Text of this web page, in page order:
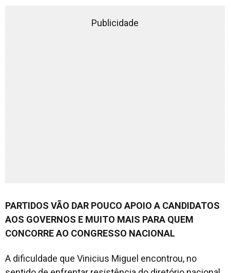
Publicidade
PARTIDOS VÃO DAR POUCO APOIO A CANDIDATOS
AOS GOVERNOS E MUITO MAIS PARA QUEM
CONCORRE AO CONGRESSO NACIONAL
A dificuldade que Vinicius Miguel encontrou, no